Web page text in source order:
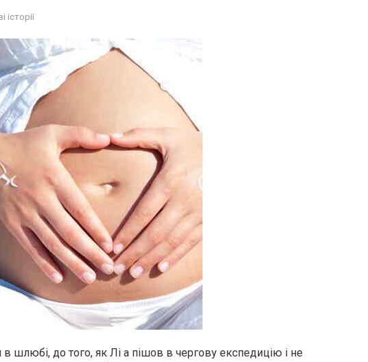
історії
шлюбі, до того, як Лі а пішов в чергову експедицію і не